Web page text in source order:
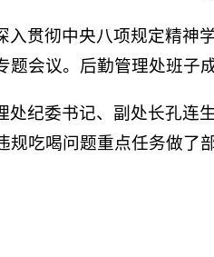
入贯彻中央八项规定精神
题会议。后勤管理处班子
处纪委书记、副处长孔连
规吃喝问题重点任务做了部